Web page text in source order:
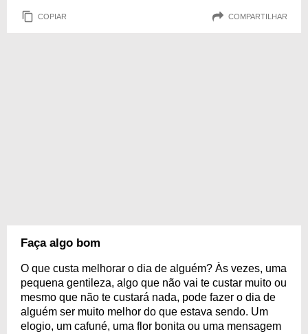
COPIAR COMPARTILHAR
Faça algo bom
O que custa melhorar o dia de alguém? Às vezes, uma
pequena gentileza, algo que não vai te custar muito ou
mesmo que não te custará nada, pode fazer o dia de
alguém ser muito melhor do que estava sendo. Um
elogio, um cafuné, uma flor bonita ou uma mensagem